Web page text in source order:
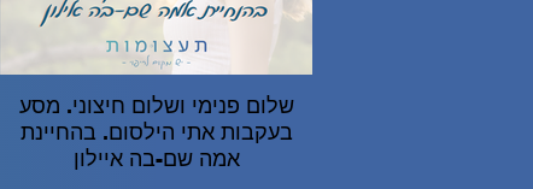
שלום פנימי ושלום חיצוני. מסע
בעקבות אתי הילסום. בהחיינת
אמה שם-בה איילון